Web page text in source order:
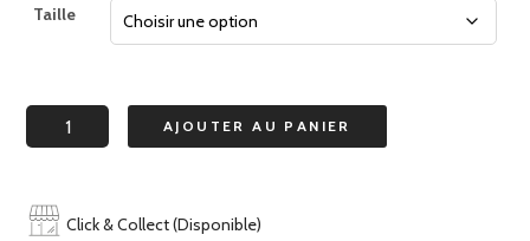
28,85
Taille
quantité
de
4/6
AJOUTER AU PANIER
Click & Collect (Disponible)